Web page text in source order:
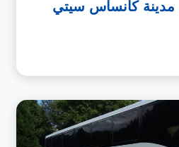
مدينة كانساس سيتي